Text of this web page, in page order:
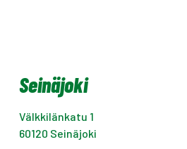
Seinäjoki
Välkkilänkatu 1
60120 Seinäjoki